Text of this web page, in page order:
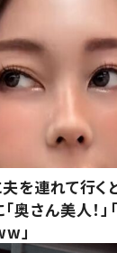
を連れて行く
奥さん美人！
」